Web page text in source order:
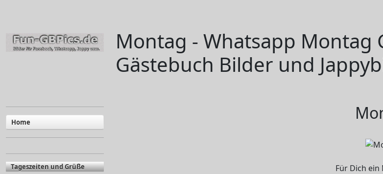
Home
Tageszeiten und Grüße
Montag - Whatsapp Montag
Gästebuch Bilder und
Für Dich